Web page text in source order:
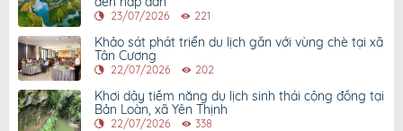
23/07/2026 221
Khảo sát phát triển du lịch gắn với vùng chè tại xã
Tân Cương
22/07/2026 202
Khơi dậy tiềm năng du lịch sinh thái cộng đồng tại
Bản Loàn, xã Yên Thịnh
22/07/2026 338